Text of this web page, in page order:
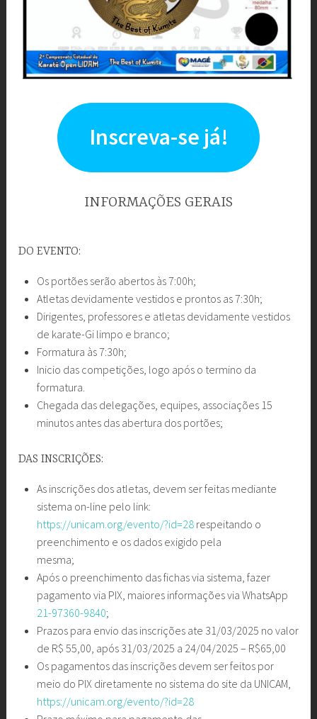
Inscreva-se já!
INFORMAÇÕES GERAIS
DO EVENTO:
Os portões serão abertos às 7:00h;
Atletas devidamente vestidos e prontos as 7:30h;
Dirigentes, professores e atletas devidamente vestidos
de karate-Gi limpo e branco;
Formatura às 7:30h;
Inicio das competições, logo após o termino da
formatura.
Chegada das delegações, equipes, associações 15
minutos antes das abertura dos portões;
DAS INSCRIÇÕES:
As inscrições dos atletas, devem ser feitas mediante
sistema on-line pelo link:
https://unicam.org/evento/?id=28respeitando o
preenchimento e os dados exigido pela
mesma;
Após o preenchimento das fichas via sistema, fazer
pagamento via PIX, maiores informações via WhatsApp
21-97360-9840;
Prazos para envio das inscrições ate 31/03/2025 no valor
de R$ 55,00, após 31/03/2025 a 24/04/2025 – R$65,00
Os pagamentos das inscrições devem ser feitos por
meio do PIX diretamente no sistema do site da UNICAM,
https://unicam.org/evento/?id=28